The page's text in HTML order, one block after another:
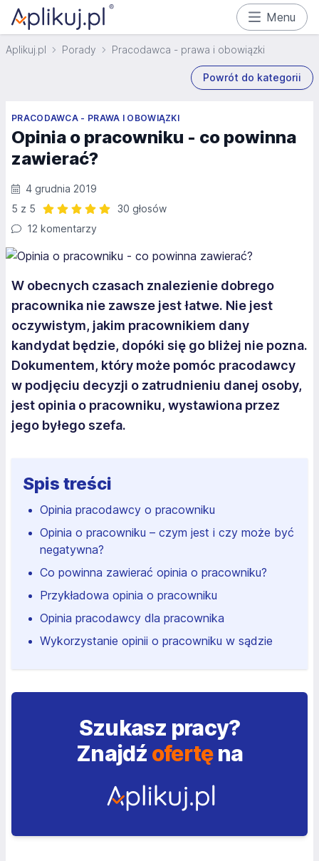
Menu
Aplikuj.pl Porady Pracodawca - prawa i obowiązki
Powrót do kategorii
PRACODAWCA - PRAWA I OBOWIĄZKI
Opinia o pracowniku - co powinna
zawierać?
4 grudnia 2019
5 z 5
30 głosów
12 komentarzy
W obecnych czasach znalezienie dobrego
pracownika nie zawsze jest łatwe. Nie jest
oczywistym, jakim pracownikiem dany
kandydat będzie, dopóki się go bliżej nie pozna.
Dokumentem, który może pomóc pracodawcy
w podjęciu decyzji o zatrudnieniu danej osoby,
jest opinia o pracowniku, wystawiona przez
jego byłego szefa.
Spis treści
Opinia pracodawcy o pracowniku
Opinia o pracowniku – czym jest i czy może być
negatywna?
Co powinna zawierać opinia o pracowniku?
Przykładowa opinia o pracowniku
Opinia pracodawcy dla pracownika
Wykorzystanie opinii o pracowniku w sądzie
Szukasz pracy?
Znajdź ofertęna